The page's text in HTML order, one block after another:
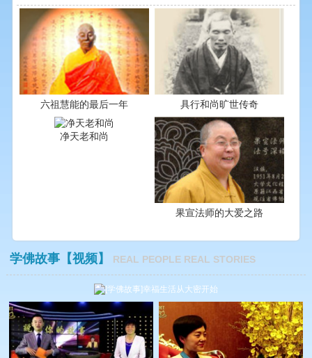
六祖慧能的最后一年 具行和尚旷世传奇
净天老和尚
果宣法师的大爱之路
学佛故事【视频】 REAL PEOPLE REAL STORIES